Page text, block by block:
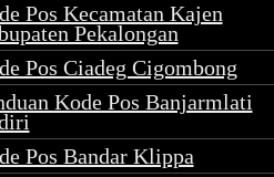
Pos Kecamatan Kajen
Pekalongan
Pos Ciadeg Cigombong
Kode Pos Banjarmlati
Pos Bandar Klippa